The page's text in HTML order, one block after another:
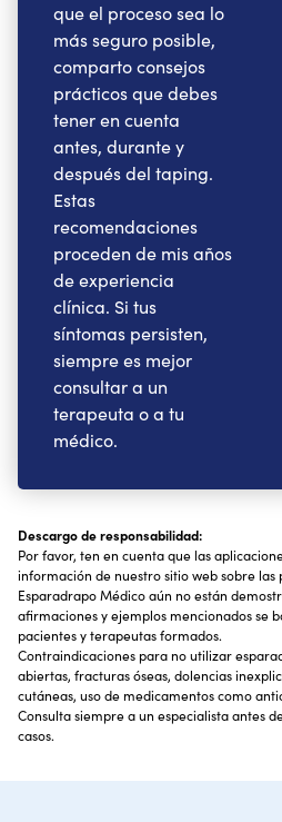
que el proceso sea lo
más seguro posible,
comparto consejos
prácticos que debes
tener en cuenta
antes, durante y
después del taping.
Estas
recomendaciones
proceden de mis años
de experiencia
clínica. Si tus
síntomas persisten,
siempre es mejor
consultar a un
terapeuta o a tu
médico.
Descargo de responsabilidad:
Por favor, ten en cuenta que las
información de nuestro sitio web sobre las
Esparadrapo Médico aún no están
afirmaciones y ejemplos mencionados se
pacientes y terapeutas formados.
Contraindicaciones para no utilizar
abiertas, fracturas óseas, dolencias
cutáneas, uso de medicamentos como
Consulta siempre a un especialista antes
casos.